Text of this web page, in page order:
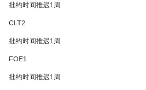
批约时间推迟1周
CLT2
批约时间推迟1周
FOE1
批约时间推迟1周